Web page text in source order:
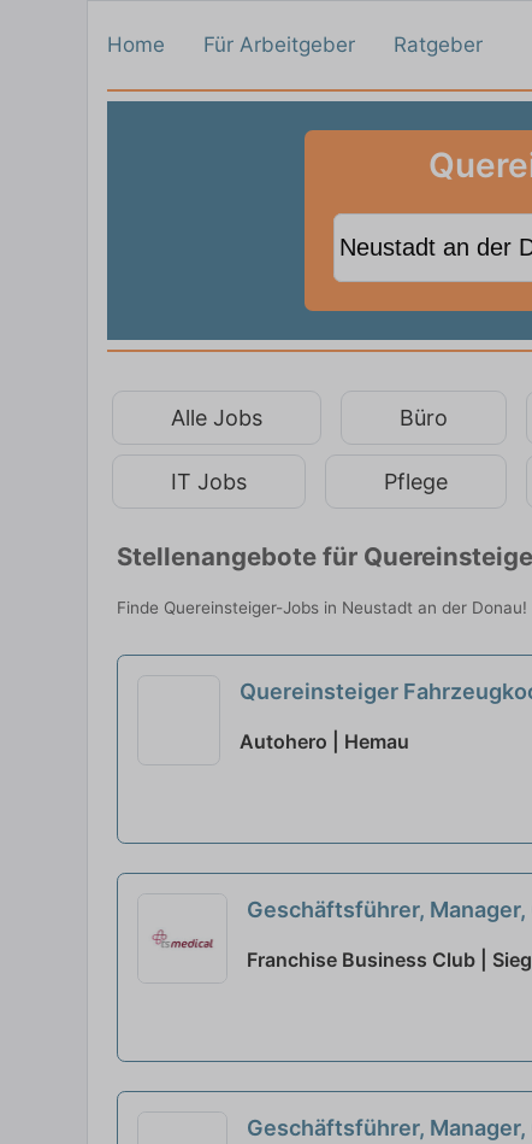
Home Für Arbeitgeber Ratgeber
Alle Jobs Büro
IT Jobs Pflege
Stellenangebote für
Finde Quereinsteiger-Jobs in Neustadt an der
Quereinsteiger
Autohero | Hemau
Geschäftsführer,
Franchise Business Club |
Geschäftsführer,